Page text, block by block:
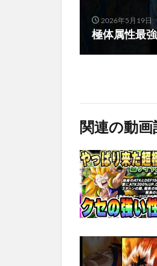
2026年5月19日
極体属性最
関連の動画